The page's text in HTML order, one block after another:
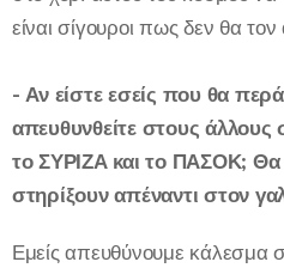
είναι σίγουροι πως δεν θα
- Αν είστε εσείς που θα
απευθυνθείτε στους
το ΣΥΡΙΖΑ και το ΠΑΣΟΚ; Θα
στηρίξουν απέναντι στον
Εμείς απευθύνουμε κάλεσμα